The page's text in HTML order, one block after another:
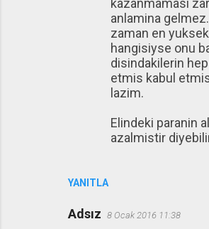
YANITLA
kazanmamasi
anlamina
zaman en
hangisiyse onu
disindakilerin
etmis kabul
lazim.
Elindeki paranin
azalmistir
Adsız 8 Ocak 2016 11:38